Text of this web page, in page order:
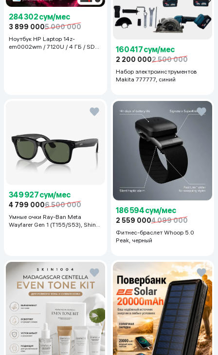
284 302 сум/мес
3 899 0005 000 000
Ноутбук HP Laptop 14z-
em0002wm / 7120U / 4 ГБ / SDD
160 417 сум/мес
2 200 0002 500 000
Набор электроинструментов
Makita 777777, синий
349 927 сум/мес
4 799 0006 500 000
Умные очки Ray-Ban Meta
Wayfarer Gen 1 (T155/S53), Shiny
186 594 сум/мес
2 559 0004 099 000
Фитнес-браслет Whoop 5.0
Peak, черный